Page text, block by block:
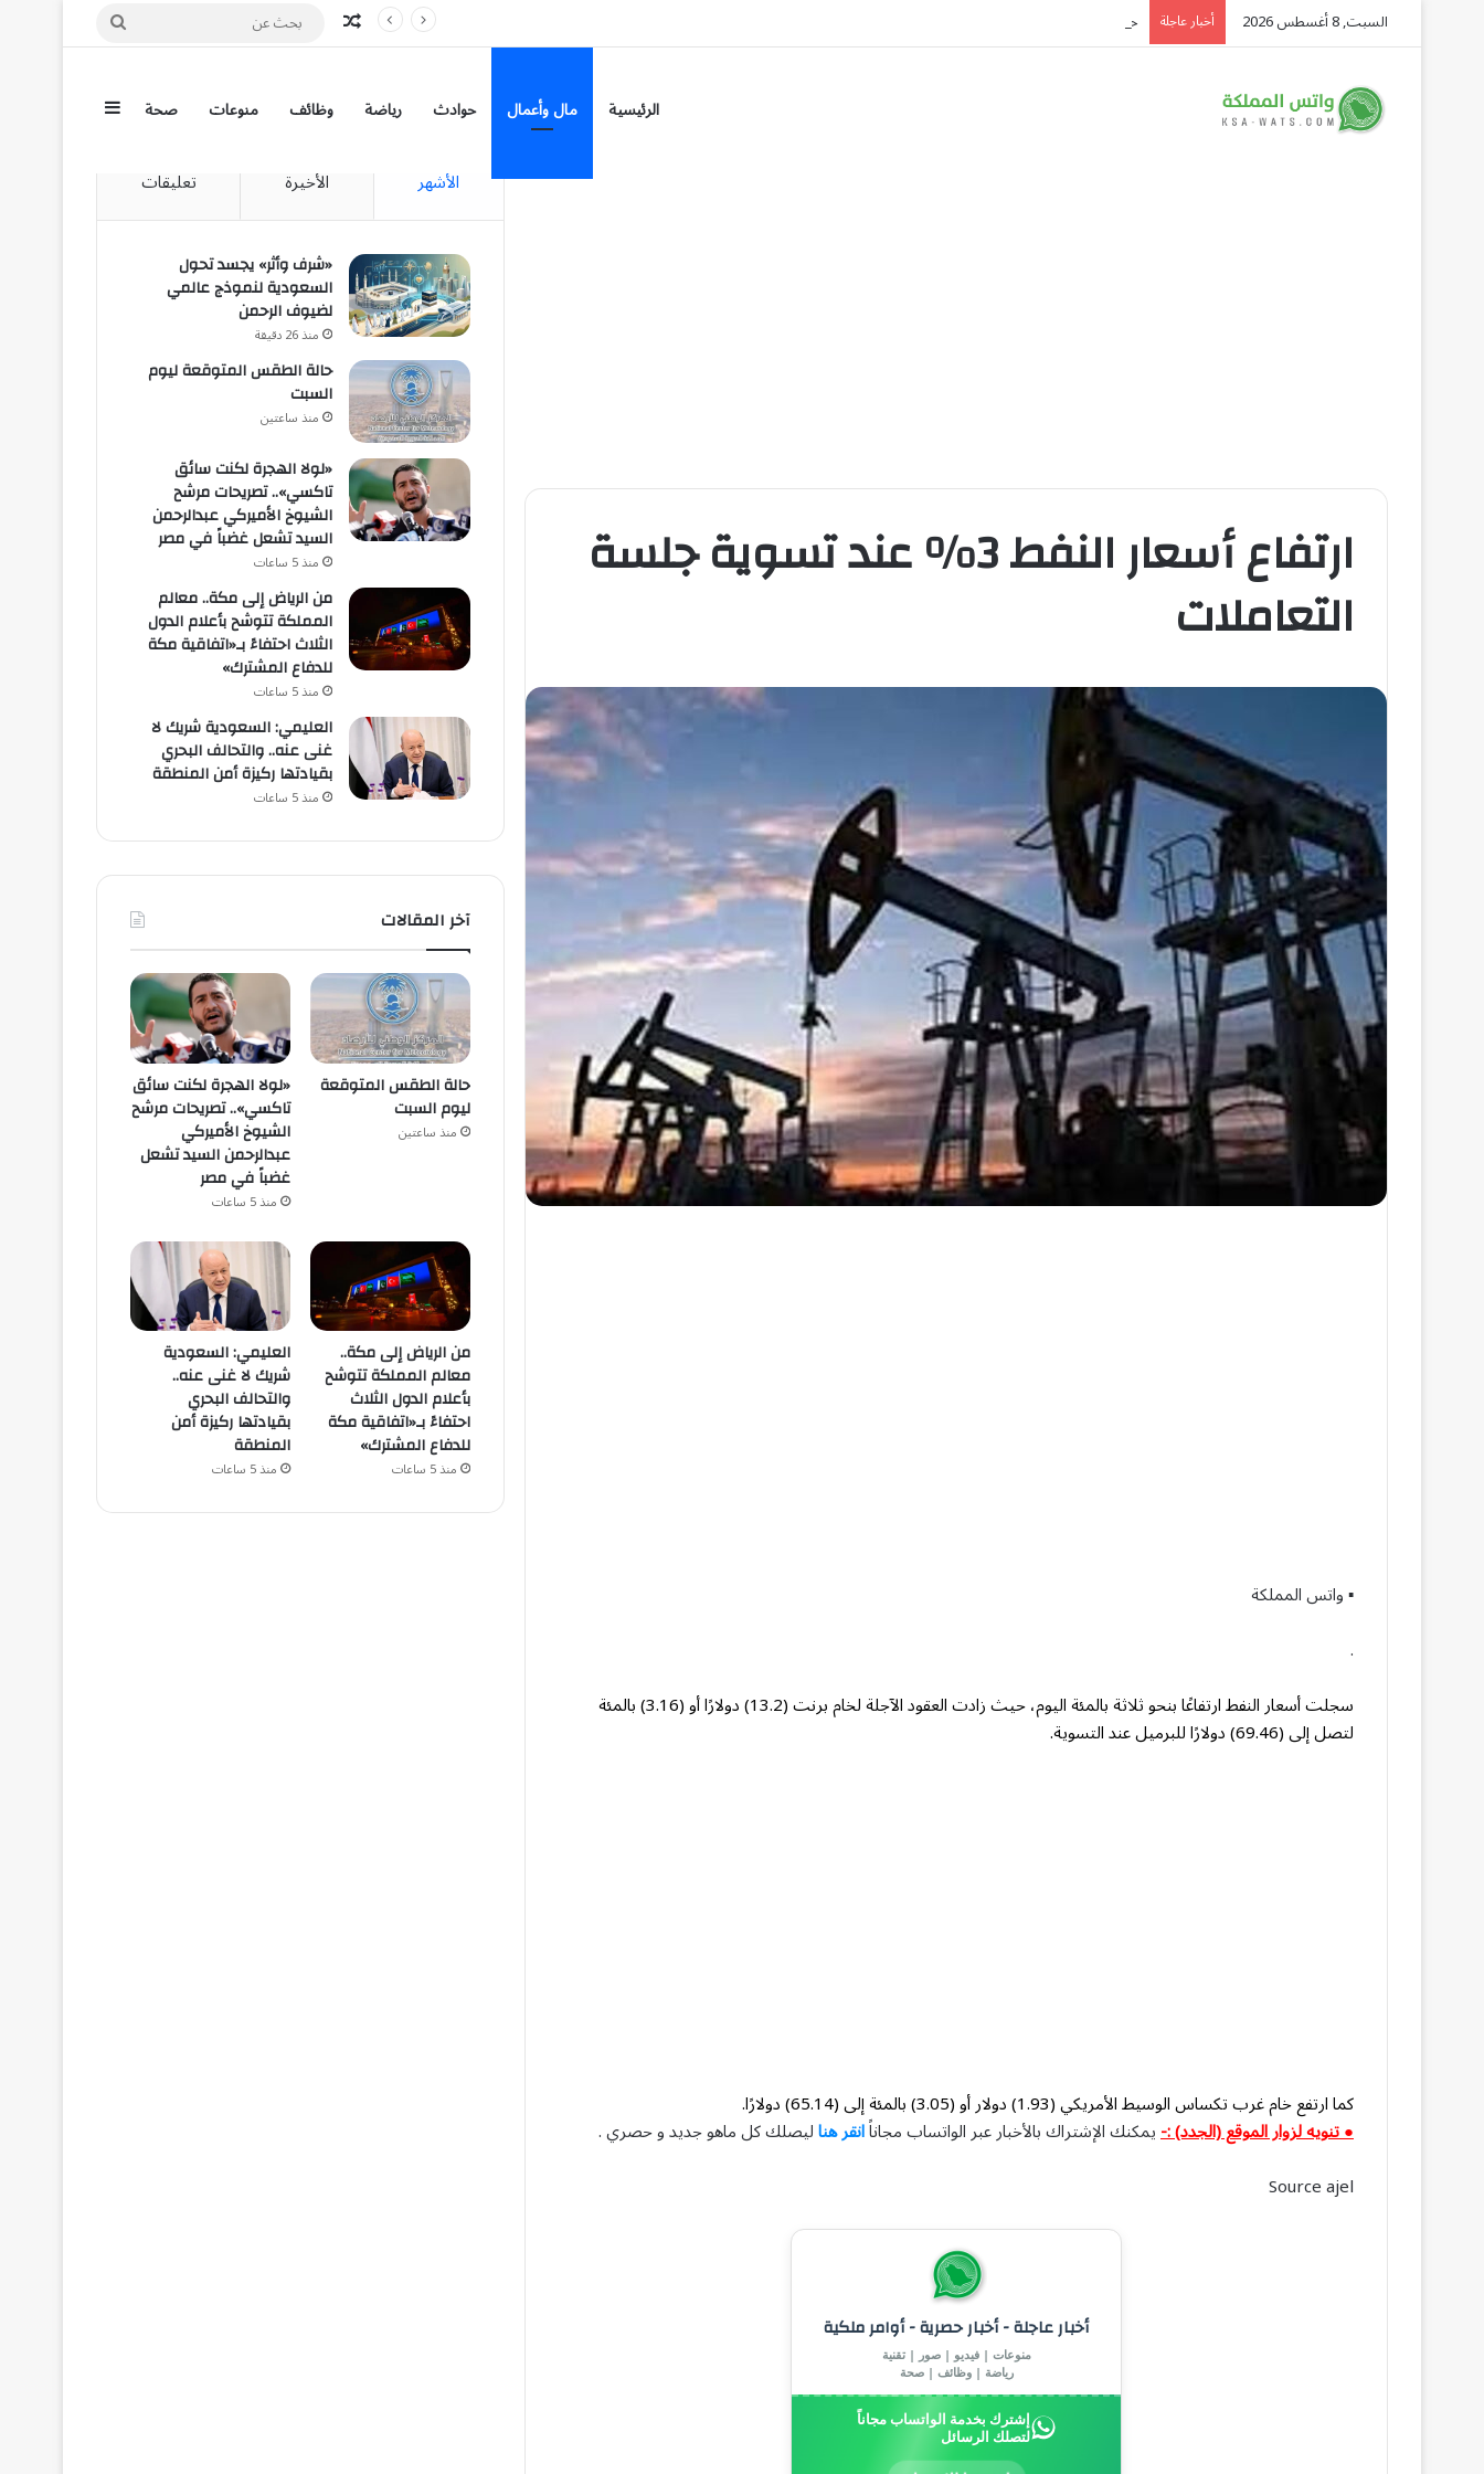
السبت, 8 أغسطس 2026 أخبار عاجلة حالة الطقس المتوقعة ليوم السبت مقال عشوائي
بحث
الرئيسية مال وأعمال حوادث رياضة وظائف منوعات صحة إضافة عمود
ارتفاع أسعار النفط 3% عند تسوية جلسة
التعاملات
▪︎ واتس المملكة
.
سجلت أسعار النفط ارتفاعًا بنحو ثلاثة بالمئة اليوم، حيث زادت العقود الآجلة لخام برنت (13.2) دولارًا أو (3.16) بالمئة
لتصل إلى (69.46) دولارًا للبرميل عند التسوية.
كما ارتفع خام غرب تكساس الوسيط الأمريكي (1.93) دولار أو (3.05) بالمئة إلى (65.14) دولارًا.
● تنويه لزوار الموقع (الجدد) :-يمكنك الإشتراك بالأخبار عبر الواتساب مجاناًانقر هناليصلك كل ماهو جديد و حصري .
Source ajel
أخبار عاجلة - أخبار حصرية - أوامر ملكية
منوعات | فيديو | صور | تقنية
رياضة | وظائف | صحة
إشترك بخدمة الواتساب مجاناً
لتصلك الرسائل
الأشهر الأخيرة تعليقات
«شرف وأثر» يجسد تحول
السعودية لنموذج عالمي
لضيوف الرحمن
منذ 26 دقيقة
حالة الطقس المتوقعة ليوم
السبت
منذ ساعتين
«لولا الهجرة لكنت سائق
تاكسي».. تصريحات مرشح
الشيوخ الأميركي عبدالرحمن
السيد تشعل غضباً في مصر
منذ 5 ساعات
من الرياض إلى مكة.. معالم
المملكة تتوشح بأعلام الدول
الثلاث احتفاءً بـ«اتفاقية مكة
للدفاع المشترك»
منذ 5 ساعات
العليمي: السعودية شريك لا
غنى عنه.. والتحالف البحري
بقيادتها ركيزة أمن المنطقة
منذ 5 ساعات
آخر المقالات
حالة الطقس المتوقعة
ليوم السبت
منذ ساعتين
«لولا الهجرة لكنت سائق
تاكسي».. تصريحات مرشح
الشيوخ الأميركي
عبدالرحمن السيد تشعل
غضباً في مصر
منذ 5 ساعات
من الرياض إلى مكة..
معالم المملكة تتوشح
بأعلام الدول الثلاث
احتفاءً بـ«اتفاقية مكة
للدفاع المشترك»
منذ 5 ساعات
العليمي: السعودية
شريك لا غنى عنه..
والتحالف البحري
بقيادتها ركيزة أمن
المنطقة
منذ 5 ساعات